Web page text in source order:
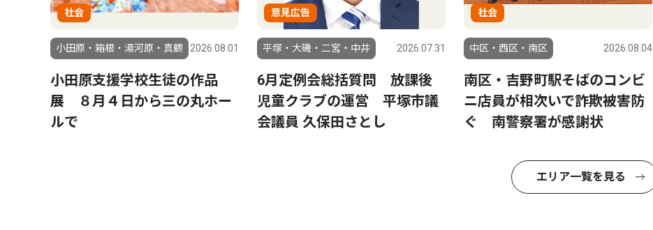
社会
小田原・箱根・湯河原・真鶴 2026.08.01
小田原支援学校生徒の作品
展 ８月４日から三の丸ホー
ルで
意見広告
平塚・大磯・二宮・中井 2026.07.31
6月定例会総括質問 放課後
児童クラブの運営 平塚市議
会議員 久保田さとし
社会
中区・西区・南区 2026.08.04
南区・吉野町駅そばのコンビ
ニ店員が相次いで詐欺被害防
ぐ 南警察署が感謝状
エリア一覧を見る